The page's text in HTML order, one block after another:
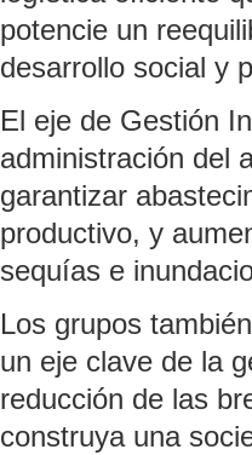
potencie un
desarrollo social y
El eje de Gestión
administración del
garantizar
productivo, y
sequías e
Los grupos
un eje clave de la
reducción de las
construya una